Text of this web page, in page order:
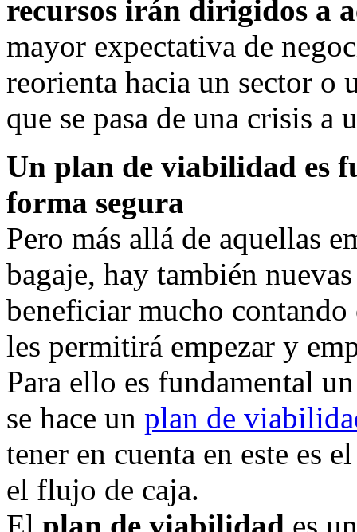
recursos irán dirigidos a
mayor expectativa de
reorienta hacia un sector o
que se pasa de una crisis a
Un plan de viabilidad es
forma segura
Pero más allá de aquellas
bagaje, hay también
beneficiar mucho
les permitirá empezar y
Para ello es fundamental
se hace un plan de
tener en cuenta en este es
el flujo de caja.